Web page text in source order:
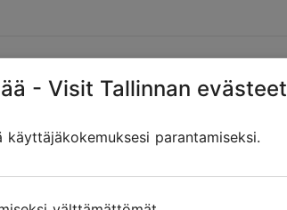
- Visit Tallinnan evästeet
parantamiseksi.